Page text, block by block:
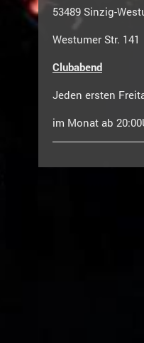
53489 Sinzig-
Westumer Str. 141
Clubabend
Jeden ersten
im Monat ab